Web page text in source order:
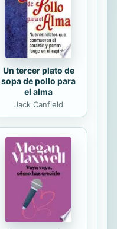
Cervantes,
(PCIC) ; cada
la opcion de...
Un tercer plato de
sopa de pollo para
el alma
Jack Canfield